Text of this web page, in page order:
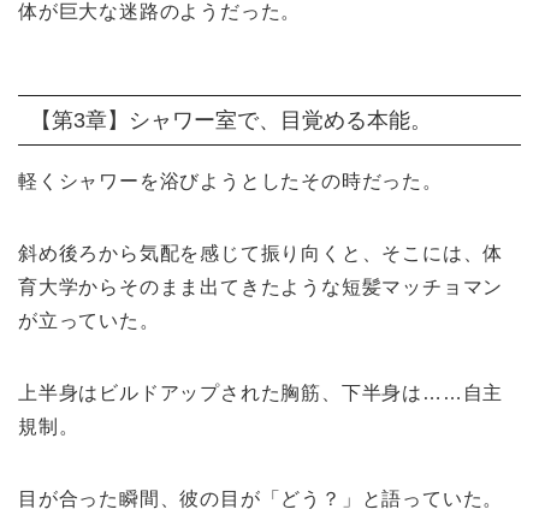
体が巨大な迷路のようだった。
【第3章】シャワー室で、目覚める本能。
軽くシャワーを浴びようとしたその時だった。
斜め後ろから気配を感じて振り向くと、そこには、体
育大学からそのまま出てきたような短髪マッチョマン
が立っていた。
上半身はビルドアップされた胸筋、下半身は……自主
規制。
目が合った瞬間、彼の目が「どう？」と語っていた。